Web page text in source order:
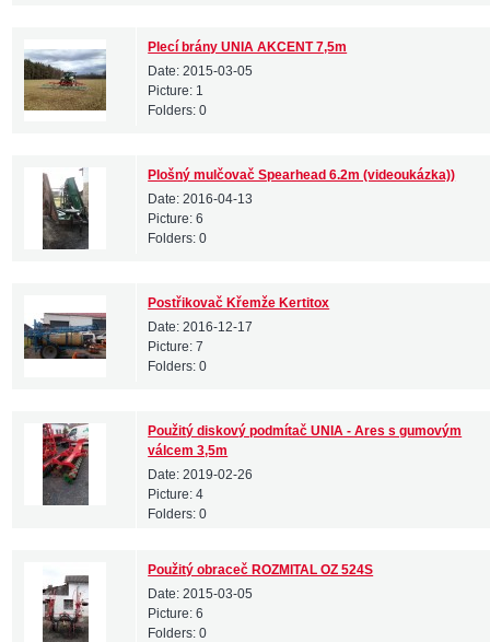
Plecí brány UNIA AKCENT 7,5m
Date:2015-03-05
Picture: 1
Folders:0
Plošný mulčovač Spearhead 6.2m (videoukázka))
Date:2016-04-13
Picture:6
Folders:0
Postřikovač Křemže Kertitox
Date:2016-12-17
Picture:7
Folders:0
Použitý diskový podmítač UNIA - Ares s gumovým
válcem 3,5m
Date:2019-02-26
Picture:4
Folders:0
Použitý obraceč ROZMITAL OZ 524S
Date:2015-03-05
Picture:6
Folders:0